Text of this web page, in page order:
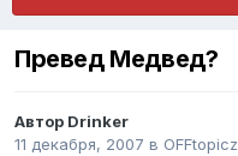
Превед Медвед?
Автор Drinker
11 декабря, 2007 в OFFtopicz